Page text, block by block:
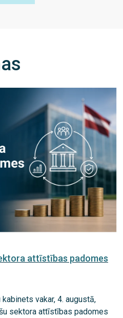
attīstības padomes
vakar, 4. augustā,
sektora attīstības padomes